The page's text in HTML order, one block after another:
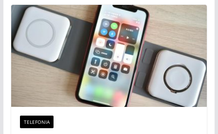
TELEFONIA